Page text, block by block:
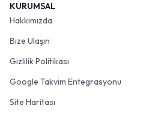
KURUMSAL
Hakkımızda
Bize Ulaşın
Gizlilik Politikası
Google Takvim Entegrasyonu
Site Haritası